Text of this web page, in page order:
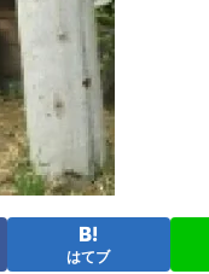
はてブ